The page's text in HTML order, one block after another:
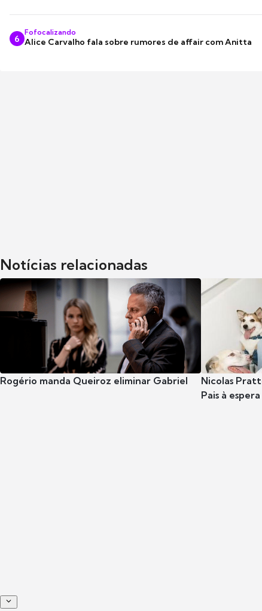
6
Fofocalizando
Alice Carvalho fala sobre rumores de affair com Anitta
Notícias relacionadas
Rogério manda Queiroz eliminar Gabriel
Nicolas
Pais à